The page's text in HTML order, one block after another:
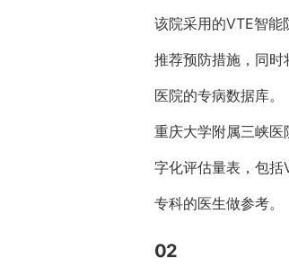
该院采用的VTE智能
推荐预防措施，同
医院的专病数据库。
重庆大学附属三峡
字化评估量表，包
专科的医生做参考。
02